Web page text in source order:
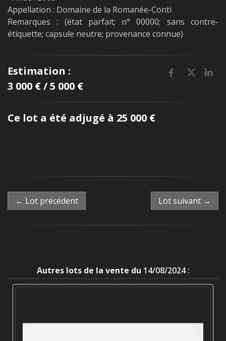
Appellation : Domaine de la Romanée-Conti
Remarques : (état parfait; n° 00000; sans contre-
étiquette; capsule neutre; provenance connue)
Estimation :
3 000 € / 5 000 €
Ce lot a été adjugé à 25 000 €
← Lot précédent Lot suivant →
Autres lots de la vente du 14/08/2024 :